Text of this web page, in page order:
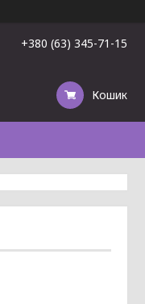
+380 (63) 345-71-15
Кошик